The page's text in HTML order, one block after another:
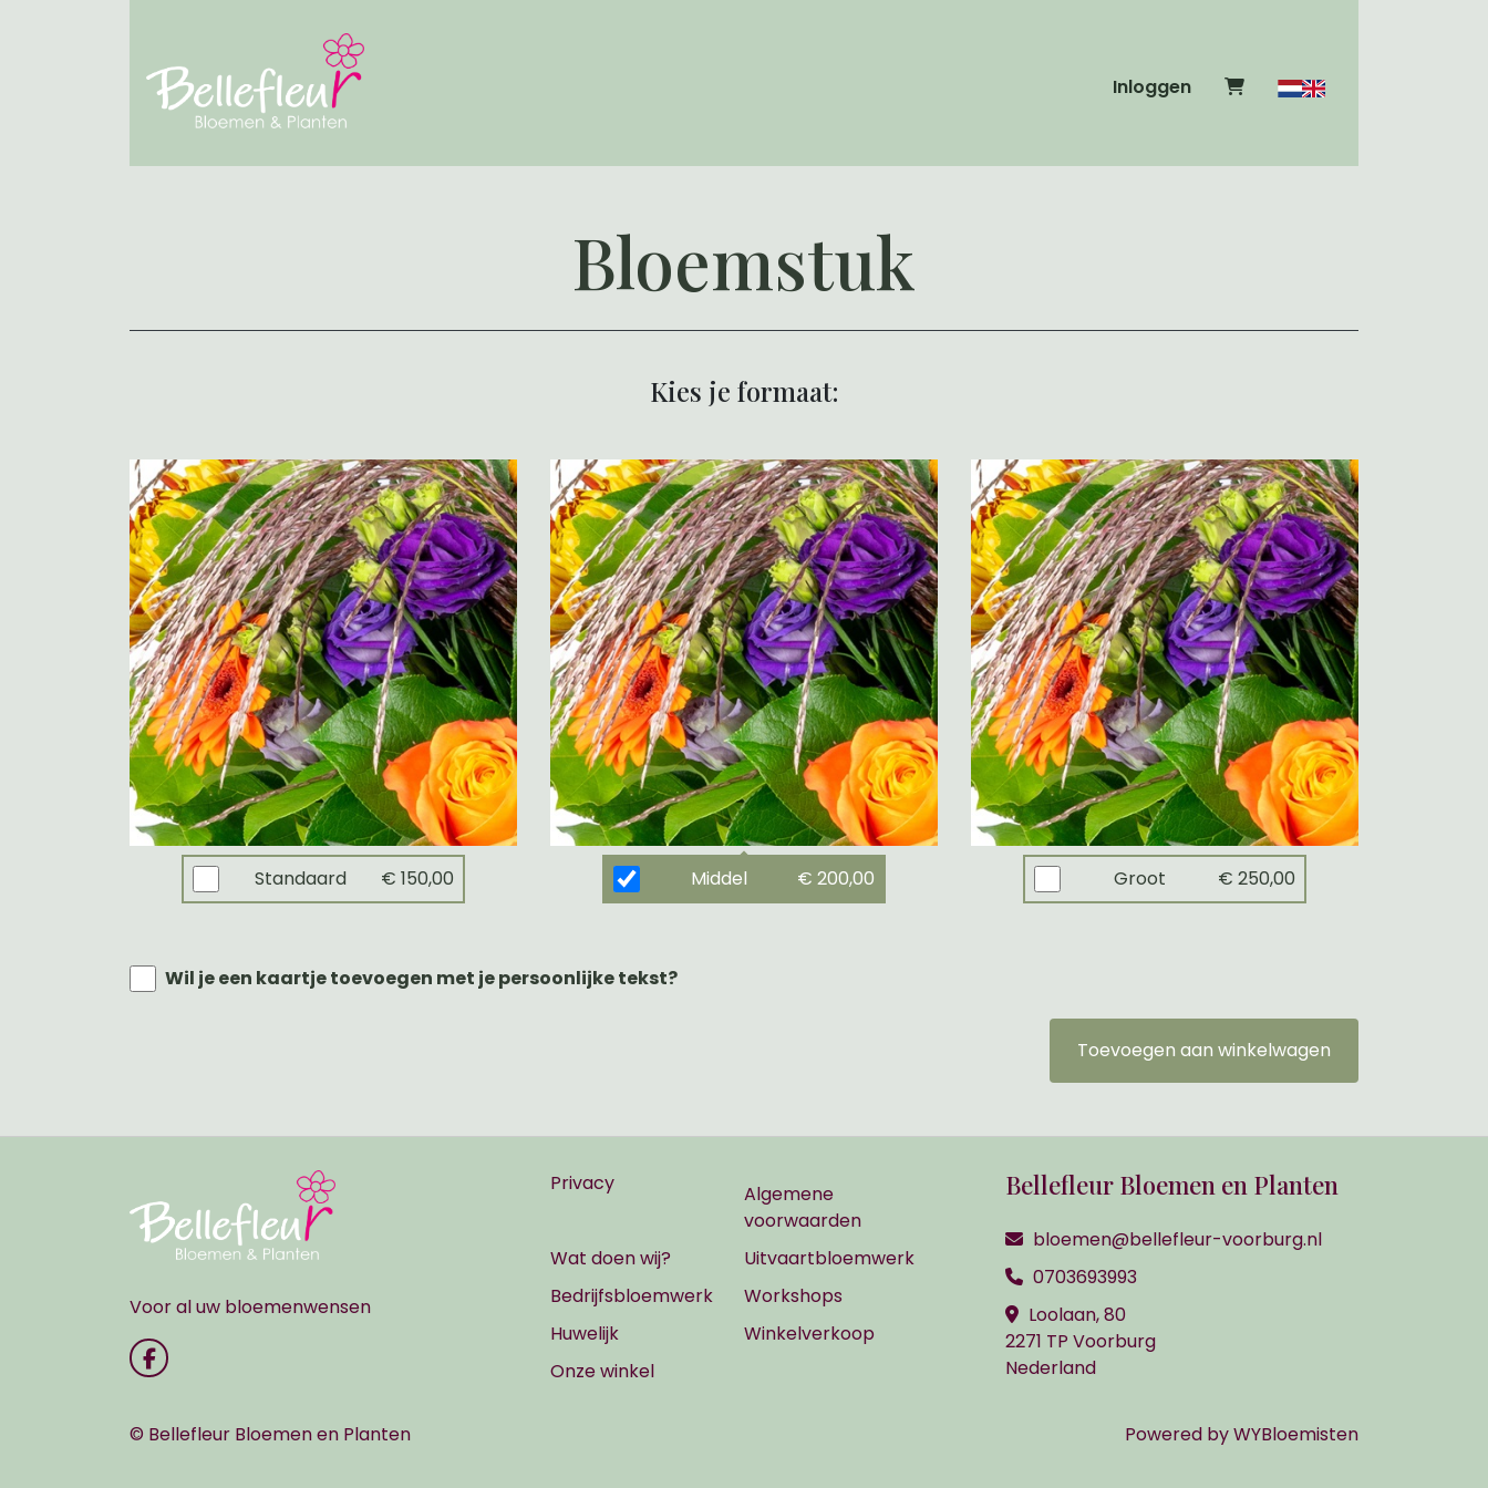
Inloggen
Bloemstuk
Kies je formaat:
Standaard € 150,00 Middel € 200,00 Groot € 250,00
Wil je een kaartje toevoegen met je persoonlijke tekst?
Toevoegen aan winkelwagen
Voor al uw bloemenwensen
Privacy
Algemene
voorwaarden
Wat doen wij?
Uitvaartbloemwerk
Bedrijfsbloemwerk
Workshops
Huwelijk
Winkelverkoop
Onze winkel
Bellefleur Bloemen en Planten
bloemen@bellefleur-voorburg.nl
0703693993
Loolaan, 80
2271 TP Voorburg
Nederland
© Bellefleur Bloemen en Planten Powered byWYBloemisten